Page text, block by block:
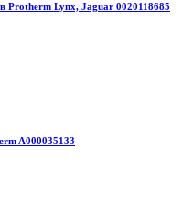
Protherm Lynx, Jaguar 0020118685
A000035133